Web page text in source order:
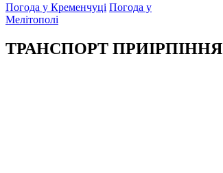
Погода у Кременчуці Погода у
Мелітополі
ТРАНСПОРТ ПРИІРПІННЯ